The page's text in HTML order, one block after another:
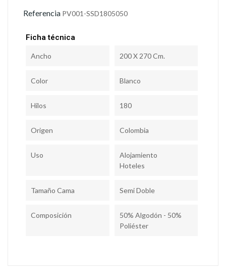
Referencia PV001-SSD1805050
Ficha técnica
Ancho 200 X 270 Cm.
Color Blanco
Hilos 180
Origen Colombia
Uso
Alojamiento
Hoteles
Tamaño Cama Semi Doble
Composición
50% Algodón - 50%
Poliéster